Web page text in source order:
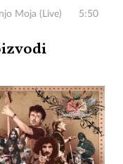
Moja (Live) 5:50